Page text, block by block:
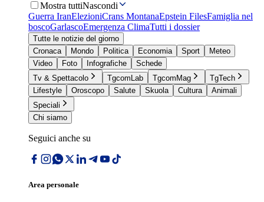
Mostra tuttiNascondi
Guerra IranElezioniCrans MontanaEpstein FilesFamiglia nel
boscoGarlascoEmergenza ClimaTutti i dossier
Tutte le notizie del giorno
Cronaca
Mondo Politica Economia Sport
Meteo
Video
Foto Infografiche
Schede
Tv & Spettacolo
TgcomLab TgcomMag
TgTech
Lifestyle
Oroscopo Salute Skuola Cultura
Animali
Speciali
Chi siamo
Seguici anche su
Area personale